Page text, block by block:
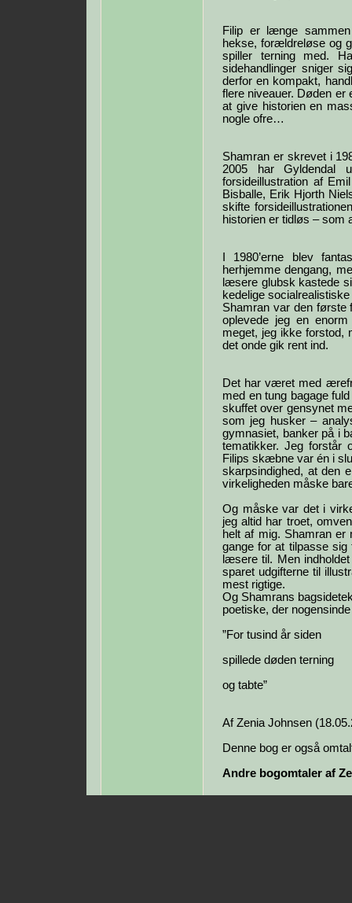
Filip er længe
hekse, forældreløse og
spiller terning med.
sidehandlinger sniger
derfor en kompakt,
flere niveauer. Døden er
at give historien en
nogle ofre…
Shamran er skrevet i
2005 har Gyldendal
forsideillustration af
Bisballe, Erik Hjorth
skifte
historien er tidløs – som
I 1980’erne blev
herhjemme dengang,
læsere glubsk kastede
kedelige
Shamran var den
oplevede jeg en
meget, jeg ikke forstod,
det onde gik rent ind.
Det har været med
med en tung bagage
skuffet over gensynet
som jeg husker –
gymnasiet, banker på i
tematikker. Jeg forstår
Filips skæbne var én i
skarpsindighed, at den
virkeligheden måske
Og måske var det i
jeg altid har troet,
helt af mig. Shamran
gange for at tilpasse
læsere til. Men
sparet udgifterne til
mest rigtige.
Og Shamrans
poetiske, der
”For tusind år siden
spillede døden terning
og tabte”
Af Zenia Johnsen
Denne bog er også
Andre bogomtaler af